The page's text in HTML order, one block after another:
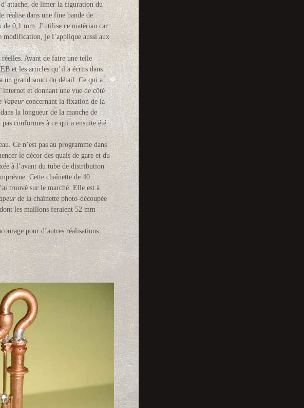
d’attache, de limer la figuration du
réalise dans une fine bande de
de 0,1 mm. J’utilise ce matériau car
modification, je l’applique aussi aux
réelles. Avant de faire une telle
et les articles qu’il a écrits dans
un grand souci du détail. Ce qui a
et donnant une vue de côté
Vapeurconcernant la fixation de la
la longueur de la manche de
conformes à ce qui a ensuite été
Ce n’est pas au programme dans
le décor des quais de gare et du
à l’avant du tube de distribution
Cette chaînette de 40
trouvé sur le marché. Elle est à
de la chaînette photo-découpée
les maillons feraient 52 mm
pour d’autres réalisations